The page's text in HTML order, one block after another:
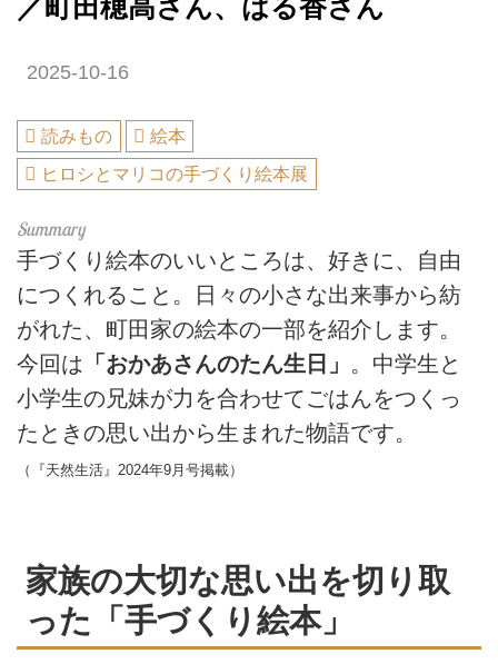
／町田穂高さん、はる香さん
2025-10-16
読みもの
絵本
ヒロシとマリコの手づくり絵本展
手づくり絵本のいいところは、好きに、自由
につくれること。日々の小さな出来事から紡
がれた、町田家の絵本の一部を紹介します。
今回は 「おかあさんのたん生日」 。中学生と
小学生の兄妹が力を合わせてごはんをつくっ
たときの思い出から生まれた物語です。
（『天然生活』2024年9月号掲載）
家族の大切な思い出を切り取
った「手づくり絵本」